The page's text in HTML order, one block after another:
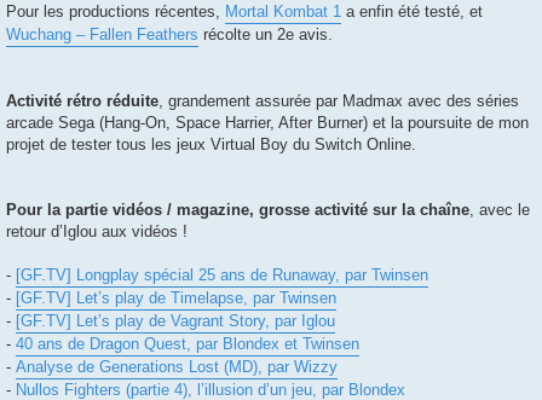
Pour les productions récentes, Mortal Kombat 1 a enfin été testé, et
Wuchang – Fallen Feathers récolte un 2e avis.
Activité rétro réduite , grandement assurée par Madmax avec des séries
arcade Sega (Hang-On, Space Harrier, After Burner) et la poursuite de mon
projet de tester tous les jeux Virtual Boy du Switch Online.
Pour la partie vidéos / magazine, grosse activité sur la chaîne , avec le
retour d’Iglou aux vidéos !
- [GF.TV] Longplay spécial 25 ans de Runaway, par Twinsen
- [GF.TV] Let’s play de Timelapse, par Twinsen
- [GF.TV] Let’s play de Vagrant Story, par Iglou
- 40 ans de Dragon Quest, par Blondex et Twinsen
- Analyse de Generations Lost (MD), par Wizzy
- Nullos Fighters (partie 4), l’illusion d’un jeu, par Blondex